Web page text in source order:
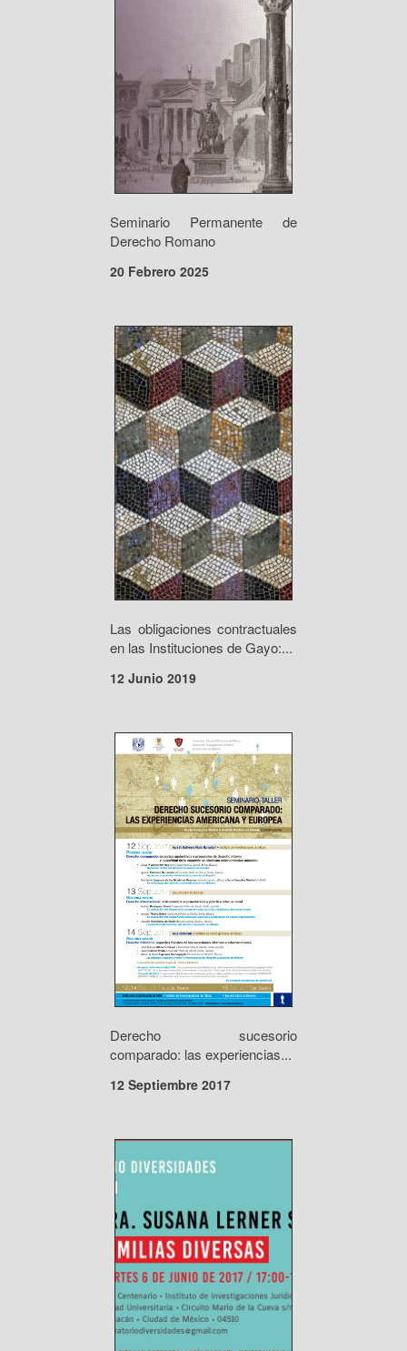
Seminario Permanente de
Derecho Romano
20 Febrero 2025
Las obligaciones contractuales
en las Instituciones de Gayo:...
12 Junio 2019
Derecho sucesorio
comparado: las experiencias...
12 Septiembre 2017